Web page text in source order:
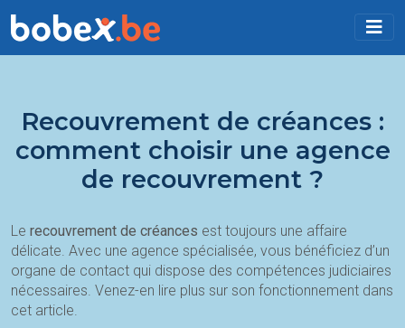
Recouvrement de créances :
comment choisir une agence
de recouvrement ?
Le recouvrement de créances est toujours une affaire
délicate. Avec une agence spécialisée, vous bénéficiez d’un
organe de contact qui dispose des compétences judiciaires
nécessaires. Venez-en lire plus sur son fonctionnement dans
cet article.